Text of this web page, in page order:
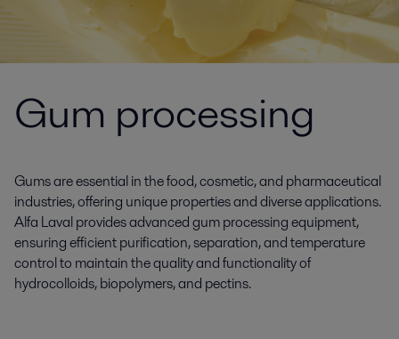
Gum processing
Gums are essential in the food, cosmetic, and pharmaceutical
industries, offering unique properties and diverse applications.
Alfa Laval provides advanced gum processing equipment,
ensuring efficient purification, separation, and temperature
control to maintain the quality and functionality of
hydrocolloids, biopolymers, and pectins.